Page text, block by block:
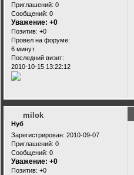
Приглашений: 0
Сообщений: 0
Уважение: +0
Позитив: +0
Провел на форуме:
6 минут
Последний визит:
2010-10-15 13:22:12
milok
Нуб
Зарегистрирован: 2010-09-07
Приглашений: 0
Сообщений: 0
Уважение: +0
Позитив: +0